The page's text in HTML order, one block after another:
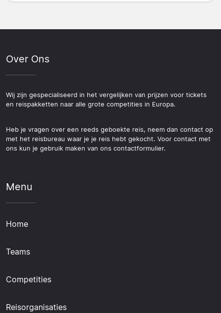
Over Ons
Wij zijn gespecialiseerd in het vergelijken van prijzen voor tickets
en reispakketten naar alle grote competities in Europa.
Heb je vragen over een reeds geboekte reis, neem dan contact op
met het reisbureau waar je je reis hebt gekocht. Voor contact met
ons kun je gebruik maken van ons contactformulier.
Menu
Home
Teams
Competities
Reisorganisaties